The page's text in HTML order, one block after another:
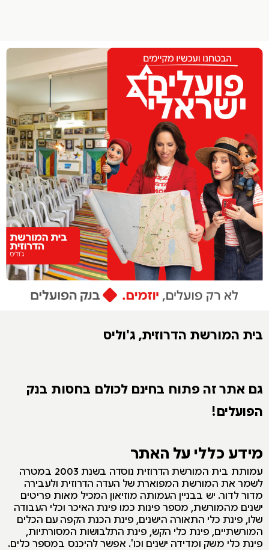
הפרופיל שלי
התנתק
בית המורשת הדרוזית, ג'וליס
גם אתר זה פתוח בחינם לכולם בחסות בנק
הפועלים!
מידע כללי על האתר
עמותת בית המורשת הדרוזית נוסדה בשנת 2003 במטרה
לשמר את המורשת המפוארת של העדה הדרוזית ולעבירה
מדור לדור. יש בבניין העמותה מוזיאון המכיל מאות פריטים
ישנים מהמורשת, מספר פינות כמו פינת האיכר וכלי העבודה
שלו, פינת כלי התאורה הישנים, פינת הכנת הקפה עם הכלים
המורשתיים, פינת כלי הקש, פינת התלבושות המסורתיות,
פינת כלי משק ומדידה ישנים וכו'. אפשר להיכנס במספר כלים.